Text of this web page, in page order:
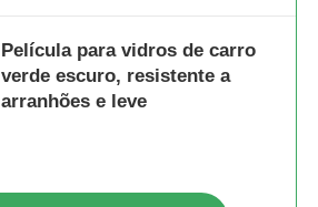
Película para vidros de carro
verde escuro, resistente a
arranhões e leve